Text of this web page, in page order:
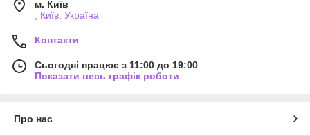
м. Київ
, Київ, Україна
Контакти
Сьогодні працює з 11:00 до 19:00
Показати весь графік роботи
Про нас